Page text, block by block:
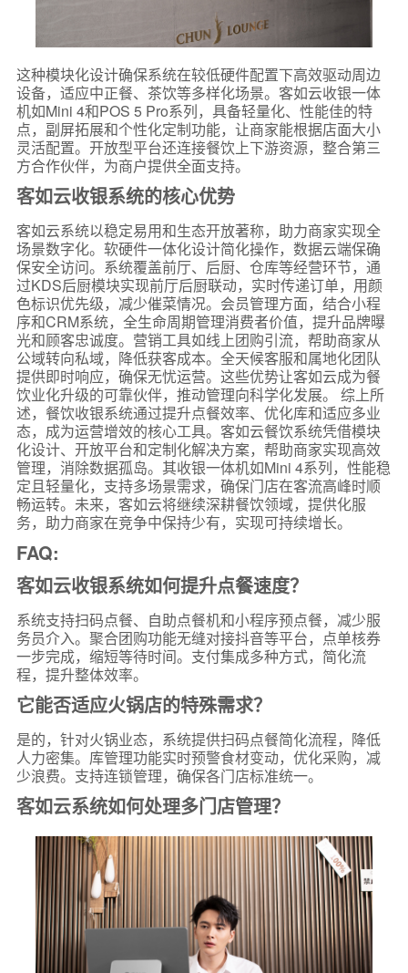
这种模块化设计确保系统在较低硬件配置下高效驱动周边
设备，适应中正餐、茶饮等多样化场景。客如云收银一体
机如Mini 4和POS 5 Pro系列，具备轻量化、性能佳的特
点，副屏拓展和个性化定制功能，让商家能根据店面大小
灵活配置。开放型平台还连接餐饮上下游资源，整合第三
方合作伙伴，为商户提供全面支持。
客如云收银系统的核心优势
客如云系统以稳定易用和生态开放著称，助力商家实现全
场景数字化。软硬件一体化设计简化操作，数据云端保确
保安全访问。系统覆盖前厅、后厨、仓库等经营环节，通
过KDS后厨模块实现前厅后厨联动，实时传递订单，用颜
色标识优先级，减少催菜情况。会员管理方面，结合小程
序和CRM系统，全生命周期管理消费者价值，提升品牌曝
光和顾客忠诚度。营销工具如线上团购引流，帮助商家从
公域转向私域，降低获客成本。全天候客服和属地化团队
提供即时响应，确保无忧运营。这些优势让客如云成为餐
饮业化升级的可靠伙伴，推动管理向科学化发展。 综上所
述，餐饮收银系统通过提升点餐效率、优化库和适应多业
态，成为运营增效的核心工具。客如云餐饮系统凭借模块
化设计、开放平台和定制化解决方案，帮助商家实现高效
管理，消除数据孤岛。其收银一体机如Mini 4系列，性能稳
定且轻量化，支持多场景需求，确保门店在客流高峰时顺
畅运转。未来，客如云将继续深耕餐饮领域，提供化服
务，助力商家在竞争中保持少有，实现可持续增长。
FAQ:
客如云收银系统如何提升点餐速度？
系统支持扫码点餐、自助点餐机和小程序预点餐，减少服
务员介入。聚合团购功能无缝对接抖音等平台，点单核券
一步完成，缩短等待时间。支付集成多种方式，简化流
程，提升整体效率。
它能否适应火锅店的特殊需求？
是的，针对火锅业态，系统提供扫码点餐简化流程，降低
人力密集。库管理功能实时预警食材变动，优化采购，减
少浪费。支持连锁管理，确保各门店标准统一。
客如云系统如何处理多门店管理？